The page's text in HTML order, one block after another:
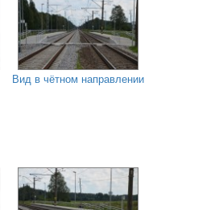
Вид в чётном направлении